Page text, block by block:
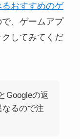
おすすめのゲ
、ゲームアプ
してみてくだ
Googleの返
るので注